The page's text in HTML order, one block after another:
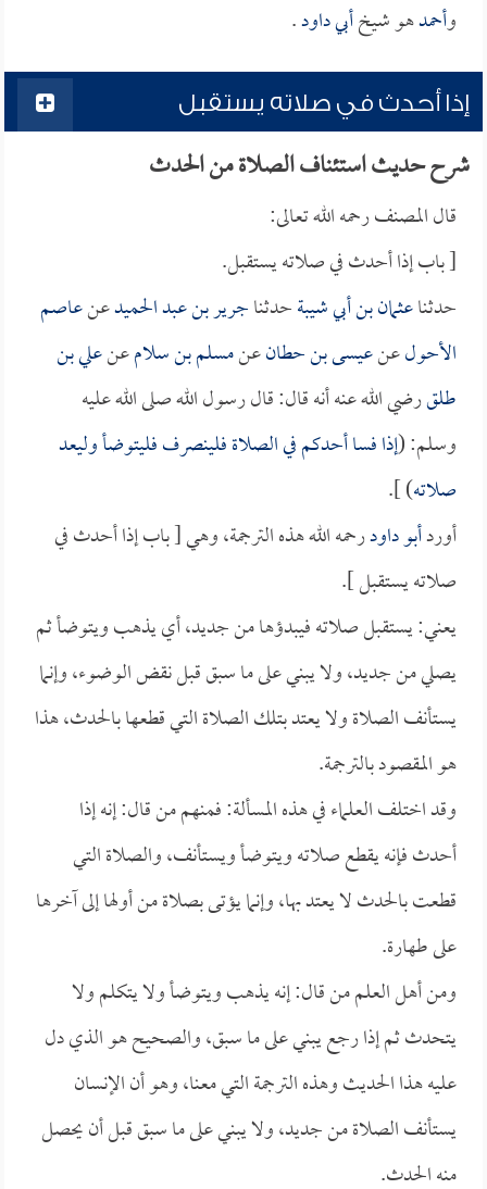
وأحمدهو شيخأبي داود.
إذا أحدث في صلاته يستقبل
شرح حديث استئناف الصلاة من الحدث
قال المصنف رحمه الله تعالى:
[ باب إذا أحدث في صلاته يستقبل.
حدثناعثمان بن أبي شيبةحدثناجرير بن عبد الحميدعنعاصم
الأحولعنعيسى بن حطانعنمسلم بن سلامعنعلي بن
طلقرضي الله عنه أنه قال: قال رسول الله صلى الله عليه
وسلم: (إذا فسا أحدكم في الصلاة فلينصرف فليتوضأ وليعد
صلاته) ].
أوردأبو داودرحمه الله هذه الترجمة، وهي [ باب إذا أحدث في
صلاته يستقبل ].
يعني: يستقبل صلاته فيبدؤها من جديد، أي يذهب ويتوضأ ثم
يصلي من جديد، ولا يبني على ما سبق قبل نقض الوضوء، وإنما
يستأنف الصلاة ولا يعتد بتلك الصلاة التي قطعها بالحدث، هذا
هو المقصود بالترجمة.
وقد اختلف العلماء في هذه المسألة: فمنهم من قال: إنه إذا
أحدث فإنه يقطع صلاته ويتوضأ ويستأنف، والصلاة التي
قطعت بالحدث لا يعتد بها، وإنما يؤتى بصلاة من أولها إلى آخرها
على طهارة.
ومن أهل العلم من قال: إنه يذهب ويتوضأ ولا يتكلم ولا
يتحدث ثم إذا رجع يبني على ما سبق، والصحيح هو الذي دل
عليه هذا الحديث وهذه الترجمة التي معنا، وهو أن الإنسان
يستأنف الصلاة من جديد، ولا يبني على ما سبق قبل أن يحصل
منه الحدث.